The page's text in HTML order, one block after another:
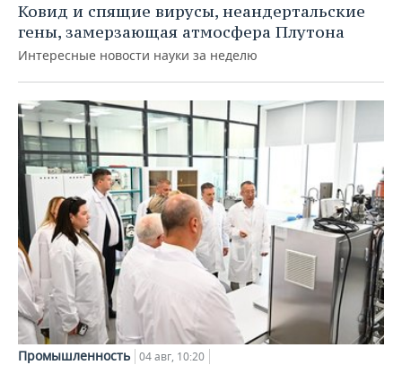
Ковид и спящие вирусы, неандертальские
гены, замерзающая атмосфера Плутона
Интересные новости науки за неделю
Промышленность 04 авг, 10:20